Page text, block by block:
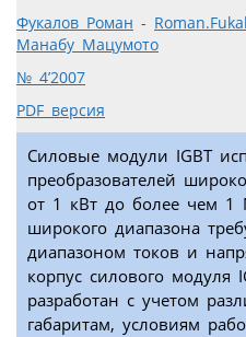
Фукалов Роман -
Манабу Мацумото
№ 4’2007
PDF версия
Силовые модули IGBT
преобразователей
от 1 кВт до более чем 1
широкого диапазона
диапазоном токов и
корпус силового модуля
разработан с учетом
габаритам, условиям